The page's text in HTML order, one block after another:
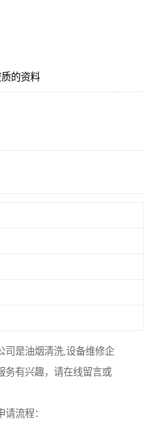
的资料
司是油烟清洗,设备维修企
务有兴趣，请在线留言或
流程：